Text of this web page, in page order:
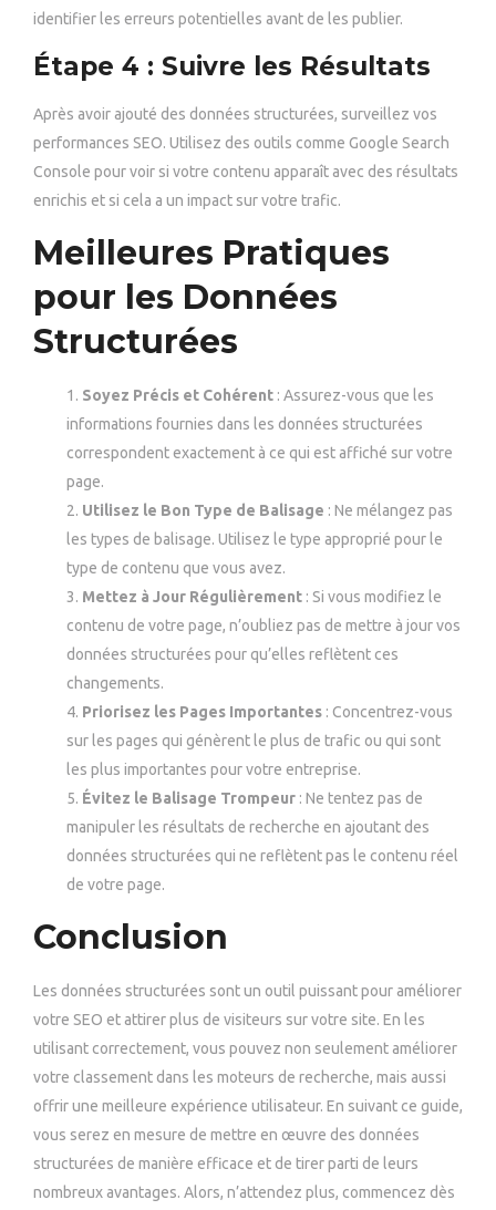
identifier les erreurs potentielles avant de les publier.
Étape 4 : Suivre les Résultats
Après avoir ajouté des données structurées, surveillez vos
performances SEO. Utilisez des outils comme Google Search
Console pour voir si votre contenu apparaît avec des résultats
enrichis et si cela a un impact sur votre trafic.
Meilleures Pratiques
pour les Données
Structurées
Soyez Précis et Cohérent : Assurez-vous que les
informations fournies dans les données structurées
correspondent exactement à ce qui est affiché sur votre
page.
Utilisez le Bon Type de Balisage : Ne mélangez pas
les types de balisage. Utilisez le type approprié pour le
type de contenu que vous avez.
Mettez à Jour Régulièrement : Si vous modifiez le
contenu de votre page, n’oubliez pas de mettre à jour vos
données structurées pour qu’elles reflètent ces
changements.
Priorisez les Pages Importantes : Concentrez-vous
sur les pages qui génèrent le plus de trafic ou qui sont
les plus importantes pour votre entreprise.
Évitez le Balisage Trompeur : Ne tentez pas de
manipuler les résultats de recherche en ajoutant des
données structurées qui ne reflètent pas le contenu réel
de votre page.
Conclusion
Les données structurées sont un outil puissant pour améliorer
votre SEO et attirer plus de visiteurs sur votre site. En les
utilisant correctement, vous pouvez non seulement améliorer
votre classement dans les moteurs de recherche, mais aussi
offrir une meilleure expérience utilisateur. En suivant ce guide,
vous serez en mesure de mettre en œuvre des données
structurées de manière efficace et de tirer parti de leurs
nombreux avantages. Alors, n’attendez plus, commencez dès